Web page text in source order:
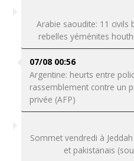
Arabie saoudite: 11 civils
rebelles yéménites
07/08 00:56
Argentine: heurts entre
rassemblement contre un
privée (AFP)
Sommet vendredi à
et pakistanais